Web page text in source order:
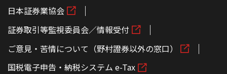
日本証券業協会
証券取引等監視委員会／情報受付
ご意見・苦情について（野村證券以外の窓口）
国税電子申告・納税システム e-Tax